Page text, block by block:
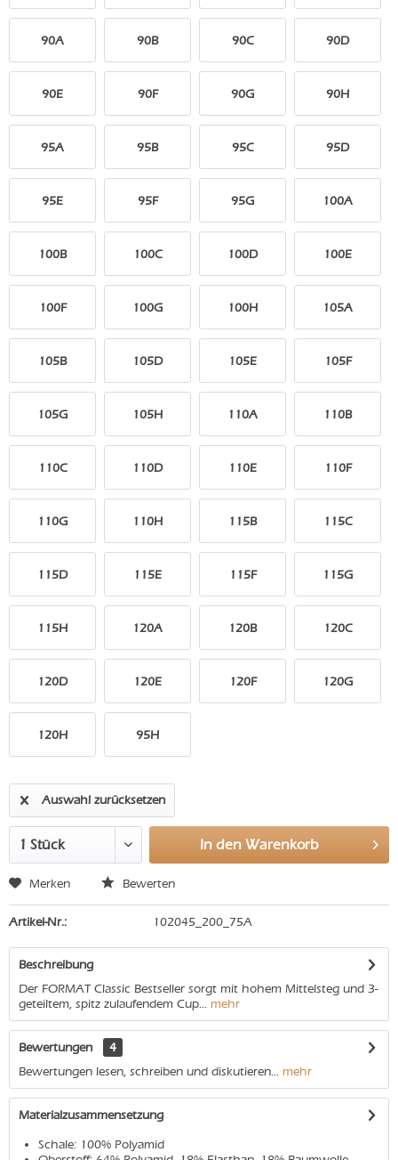
90A 90B 90C 90D
90E 90F 90G 90H
95A 95B 95C 95D
95E 95F 95G 100A
100B 100C 100D 100E
100F 100G 100H 105A
105B 105D 105E 105F
105G 105H 110A 110B
110C 110D 110E 110F
110G 110H 115B 115C
115D 115E 115F 115G
115H 120A 120B 120C
120D 120E 120F 120G
120H 95H
Auswahl zurücksetzen
In den Warenkorb
Merken Bewerten
Artikel-Nr.: 102045_200_75A
Beschreibung
Der FORMAT Classic Bestseller sorgt mit hohem Mittelsteg und 3-
geteiltem, spitz zulaufendem Cup... mehr
Bewertungen
4
Bewertungen lesen, schreiben und diskutieren... mehr
Materialzusammensetzung
Schale: 100% Polyamid